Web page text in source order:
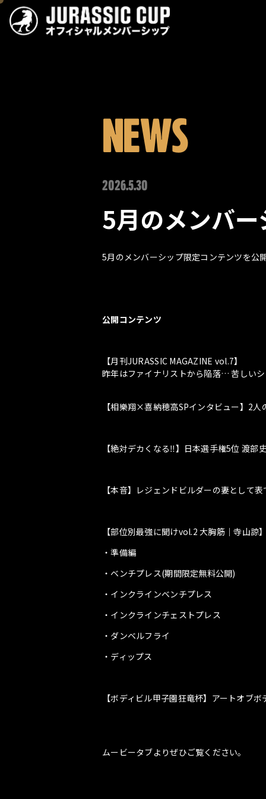
JURASSIC CUP オフィシャ
NEWS
2026.5.30
5月のメンバ
5月のメンバーシップ限定コンテンツを公
公開コンテンツ
【月刊JURASSIC MAGAZINE vol.7】
昨年はファイナリストから陥落… 苦しい
【相樂翔×喜納穂高SPインタビュー】2
【絶対デカくなる‼️】日本選手権5位 渡
【本音】レジェンドビルダーの妻として
【部位別最強に聞けvol.2 大胸筋｜寺山諒
・準備編
・ベンチプレス(期間限定無料公開)
・インクラインベンチプレス
・インクラインチェストプレス
・ダンベルフライ
・ディップス
【ボディビル甲子園狂竜杯】アートオブ
ムービータブよりぜひご覧ください。